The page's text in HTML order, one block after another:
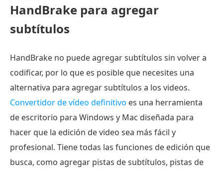
HandBrake para agregar
subtítulos
HandBrake no puede agregar subtítulos sin volver a
codificar, por lo que es posible que necesites una
alternativa para agregar subtítulos a los videos.
Convertidor de vídeo definitivo es una herramienta
de escritorio para Windows y Mac diseñada para
hacer que la edición de video sea más fácil y
profesional. Tiene todas las funciones de edición que
busca, como agregar pistas de subtítulos, pistas de